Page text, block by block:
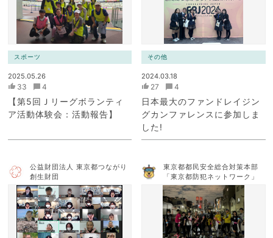
スポーツ
2025.05.26
33 4
【第5回Ｊリーグボランティ
ア活動体験会：活動報告】
その他
2024.03.18
27 4
日本最大のファンドレイジン
グカンファレンスに参加しま
した!
公益財団法人 東京都つながり
創生財団
東京都都民安全総合対策本部
「東京都防犯ネットワーク」